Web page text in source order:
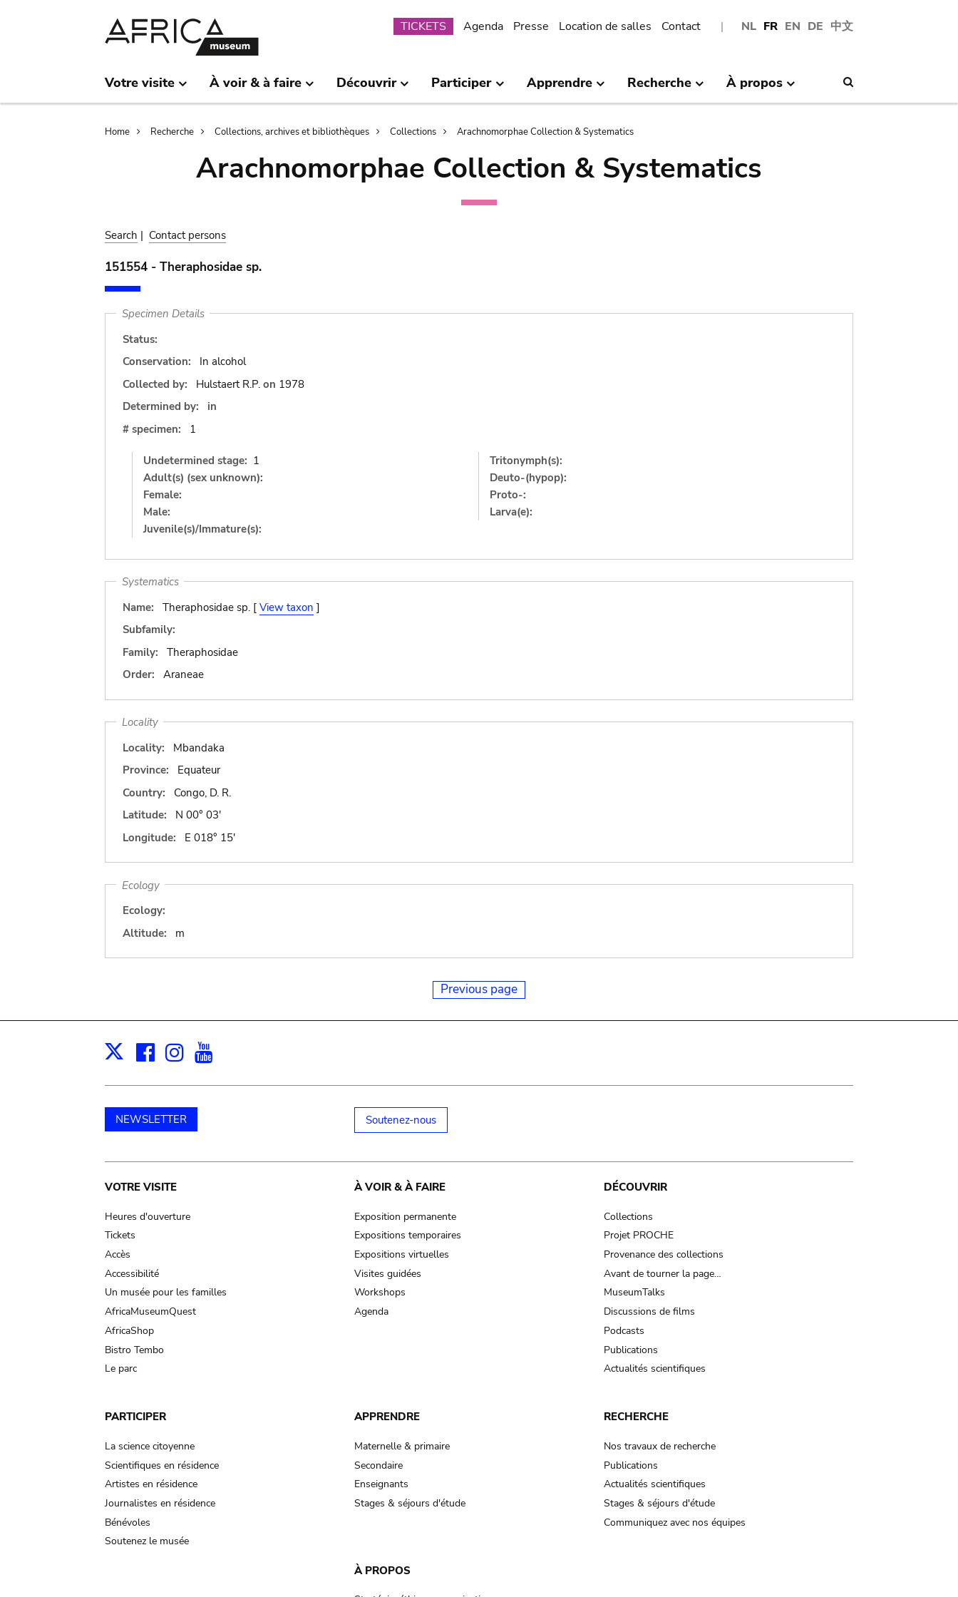
NL FR EN DE 中文
Submenu
TICKETS Agenda Presse Location de salles Contact
Votre visite À voir & à faire Découvrir Participer Apprendre Recherche À propos
Breadcrumb
Home Recherche Collections, archives et bibliothèques Collections Arachnomorphae Collection & Systematics
Arachnomorphae Collection & Systematics
Search | Contact persons
151554 - Theraphosidae sp.
Specimen Details
Status:
Conservation:
In alcohol
Collected by:
Hulstaert R.P. on 1978
Determined by:
in
# specimen:
1
Undetermined stage: 1
Adult(s) (sex unknown):
Female:
Male:
Juvenile(s)/Immature(s):
Tritonymph(s):
Deuto-(hypop):
Proto-:
Larva(e):
Systematics
Name:
Theraphosidae sp. [ View taxon ]
Subfamily:
Family:
Theraphosidae
Order:
Araneae
Locality
Locality:
Mbandaka
Province:
Equateur
Country:
Congo, D. R.
Latitude:
N 00° 03'
Longitude:
E 018° 15'
Ecology
Ecology:
Altitude:
m
Previous page
X Facebook
Instagram
NEWSLETTER Soutenez-nous
Main
navigation
VOTRE VISITE
Heures d'ouverture
Tickets
Accès
Accessibilité
Un musée pour les familles
AfricaMuseumQuest
AfricaShop
Bistro Tembo
Le parc
À VOIR & À FAIRE
Exposition permanente
Expositions temporaires
Expositions virtuelles
Visites guidées
Workshops
Agenda
DÉCOUVRIR
Collections
Projet PROCHE
Provenance des collections
Avant de tourner la page…
MuseumTalks
Discussions de films
Podcasts
Publications
Actualités scientifiques
PARTICIPER
La science citoyenne
Scientifiques en résidence
Artistes en résidence
Journalistes en résidence
Bénévoles
Soutenez le musée
APPRENDRE
Maternelle & primaire
Secondaire
Enseignants
Stages & séjours d'étude
RECHERCHE
Nos travaux de recherche
Publications
Actualités scientifiques
Stages & séjours d'étude
Communiquez avec nos équipes
À PROPOS